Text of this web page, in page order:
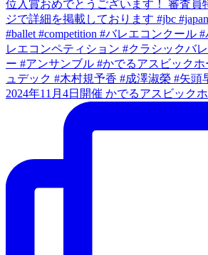
2024年11月4日開催 かでるアスビックホ